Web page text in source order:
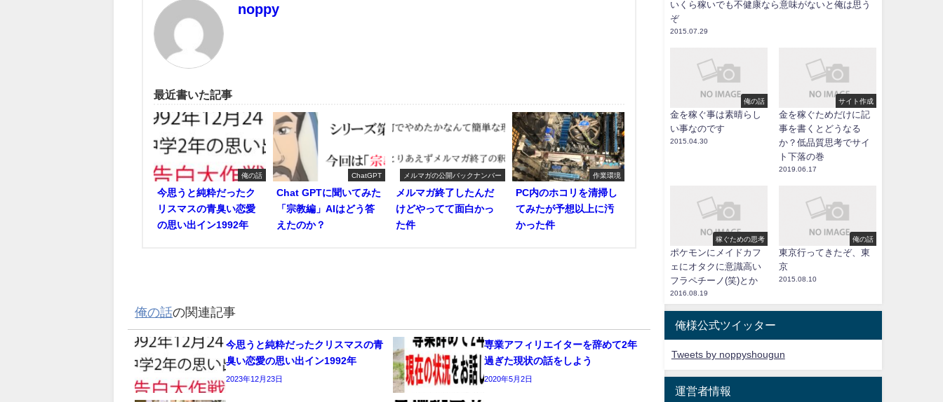
noppy
最近書いた記事
俺の話
今思うと純粋だったク
リスマスの青臭い恋愛
の思い出イン1992年
ChatGPT
Chat GPTに聞いてみた
「宗教編」AIはどう答
えたのか？
メルマガの公開バックナンバー
メルマガ終了したんだ
けどやってて面白かっ
た件
作業環境
PC内のホコリを清掃し
てみたが予想以上に汚
かった件
俺の話の関連記事
今思うと純粋だったクリスマスの青
臭い恋愛の思い出イン1992年
2023年12月23日
専業アフィリエイターを辞めて2年
過ぎた現状の話をしよう
2020年5月2日
いくら稼いでも不健康なら意味がないと俺は思う
ぞ
2015.07.29
俺の話
金を稼ぐ事は素晴らし
い事なのです
2015.04.30
サイト作成
金を稼ぐためだけに記
事を書くとどうなる
か？低品質思考でサイ
ト下落の巻
2019.06.17
稼ぐための思考
ポケモンにメイドカフ
ェにオタクに意識高い
フラペチーノ(笑)とか
2016.08.19
俺の話
東京行ってきたぞ、東
京
2015.08.10
俺様公式ツイッター
Tweets by noppyshougun
運営者情報